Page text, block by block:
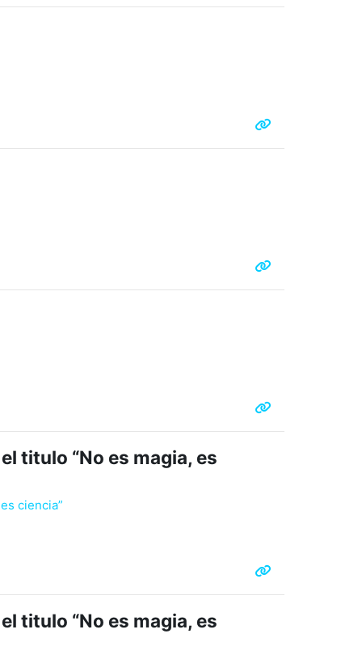
titulo “No es magia, es
ciencia”
titulo “No es magia, es